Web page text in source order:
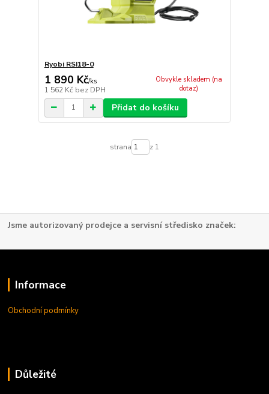
Ryobi RSI18-0
1 890 Kč/ks
1 562 Kč bez DPH
Obvykle skladem (na
dotaz)
Přidat do košíku
strana z 1
Jsme autorizovaný prodejce a servisní středisko značek:
Informace
Obchodní podmínky
Důležité